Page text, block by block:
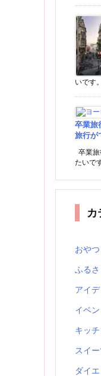
いです
卒業旅
旅行が
卒業
たいで
カ
おやつ
ふる
アイ
イベン
キッ
スイ
ダイ